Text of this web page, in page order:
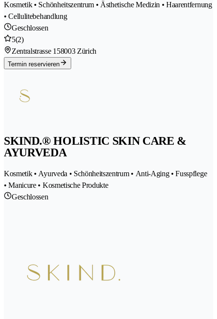
Kosmetik • Schönheitszentrum • Ästhetische Medizin • Haarentfernung
• Cellulitebehandlung
Geschlossen
5(2)
Zentralstrasse 158003 Zürich
Termin reservieren
SKIND.® HOLISTIC SKIN CARE &
AYURVEDA
Kosmetik • Ayurveda • Schönheitszentrum • Anti-Aging • Fusspflege
• Manicure • Kosmetische Produkte
Geschlossen